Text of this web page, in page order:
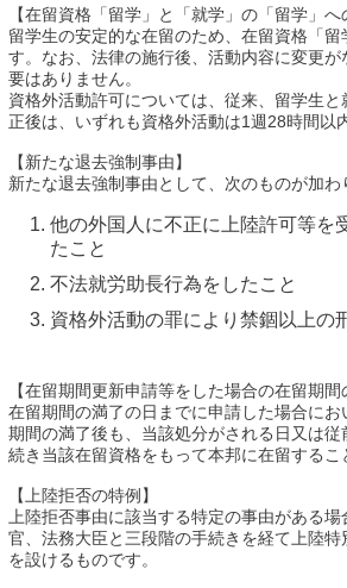
【在留資格「留学」と「就学」の「留学」へ
留学生の安定的な在留のため、在留資格「
す。なお、法律の施行後、活動内容に変更
要はありません。
資格外活動許可については、従来、留学生
正後は、いずれも資格外活動は1週28時間以
【新たな退去強制事由】
新たな退去強制事由として、次のものが加
他の外国人に不正に上陸許可等を
たこと
不法就労助長行為をしたこと
資格外活動の罪により禁錮以上の
【在留期間更新申請等をした場合の在留期間
在留期間の満了の日までに申請した場合に
期間の満了後も、当該処分がされる日又は
続き当該在留資格をもって本邦に在留するこ
【上陸拒否の特例】
上陸拒否事由に該当する特定の事由がある
官、法務大臣と三段階の手続きを経て上陸
を設けるものです。